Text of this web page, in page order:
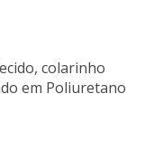
colarinho
em Poliuretano